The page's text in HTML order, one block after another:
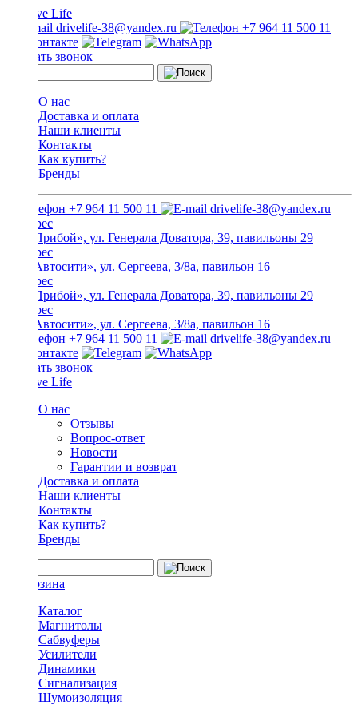
drivelife-38@yandex.ru +7 964 11 500 11
Заказать звонок
О нас
Доставка и оплата
Наши клиенты
Контакты
Как купить?
Бренды
+7 964 11 500 11 drivelife-38@yandex.ru
ТЦ «Прибой», ул. Генерала Доватора, 39, павильоны 29
ТЦ «Автосити», ул. Сергеева, 3/8а, павильон 16
ТЦ «Прибой», ул. Генерала Доватора, 39, павильоны 29
ТЦ «Автосити», ул. Сергеева, 3/8а, павильон 16
+7 964 11 500 11
drivelife-38@yandex.ru
Заказать звонок
О нас
Отзывы
Вопрос-ответ
Новости
Гарантии и возврат
Доставка и оплата
Наши клиенты
Контакты
Как купить?
Бренды
Каталог
Магнитолы
Сабвуферы
Усилители
Динамики
Сигнализация
Шумоизоляция